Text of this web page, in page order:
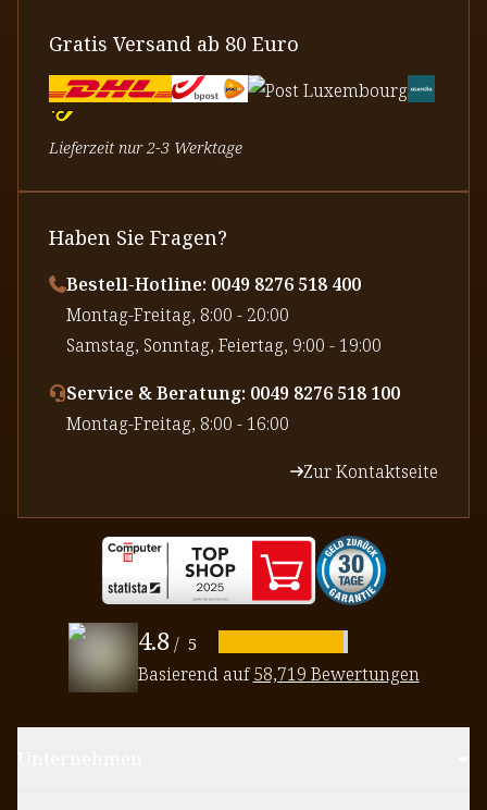
Gratis Versand ab 80 Euro
Lieferzeit nur 2-3 Werktage
Haben Sie Fragen?
Bestell-Hotline: 0049 8276 518 400
⁠Montag-Freitag, 8:00 - 20:00
⁠Samstag, Sonntag, Feiertag, 9:00 - 19:00
Service & Beratung: 0049 8276 518 100
⁠Montag-Freitag, 8:00 - 16:00
Zur Kontaktseite
4.8 / 5
Basierend auf58,719 Bewertungen